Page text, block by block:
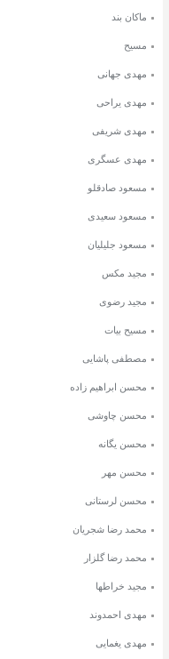
ماکان بند
مسیح
مهدی جهانی
مهدی یراحی
مهدی شریفی
مهدی عسگری
مسعود صادقلو
مسعود سعیدی
مسعود جلیلیان
مجید مکس
مجید رضوی
مسیح بیات
مصطفی پاشایی
محسن ابراهیم زاده
محسن چاوشی
محسن یگانه
محسن مهر
محسن لرستانی
محمد رضا شجریان
محمد رضا گلزار
مجید خراطها
مهدی احمدوند
مهدی یغمایی